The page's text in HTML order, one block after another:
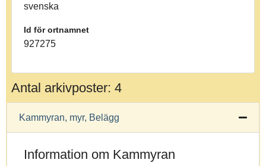
svenska
Id för ortnamnet
927275
Antal arkivposter: 4
Kammyran, myr, Belägg
Information om Kammyran